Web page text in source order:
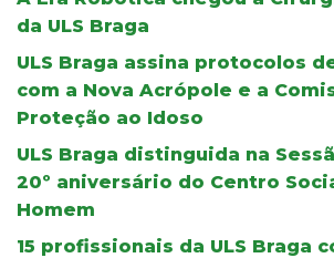
da ULS Braga
ULS Braga assina protocolos
com a Nova Acrópole e a
Proteção ao Idoso
ULS Braga distinguida na
20º aniversário do Centro
Homem
15 profissionais da ULS Braga